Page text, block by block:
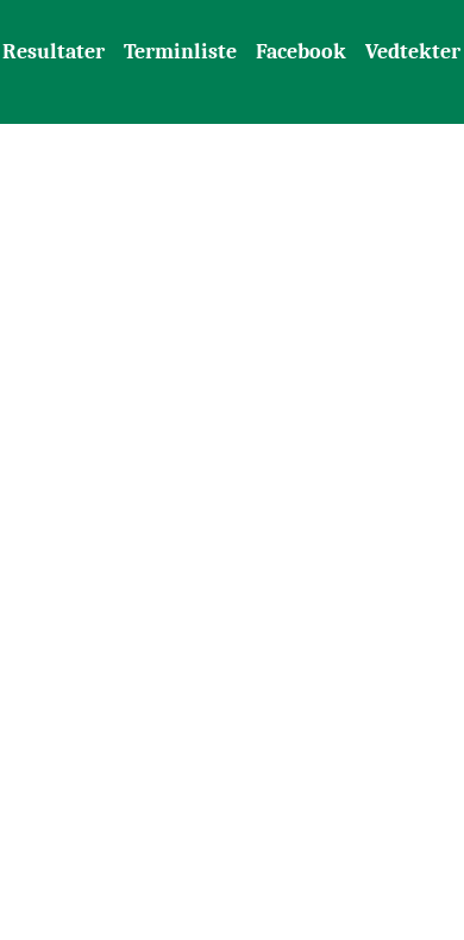
Resultater Terminliste Facebook Vedtekter